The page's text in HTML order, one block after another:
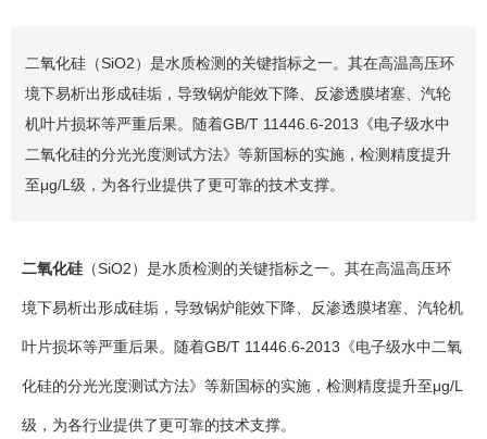
二氧化硅（SiO2）是水质检测的关键指标之一。其在高温高压环
境下易析出形成硅垢，导致锅炉能效下降、反渗透膜堵塞、汽轮
机叶片损坏等严重后果。随着GB/T 11446.6-2013《电子级水中
二氧化硅的分光光度测试方法》等新国标的实施，检测精度提升
至μg/L级，为各行业提供了更可靠的技术支撑。
二氧化硅 （SiO2）是水质检测的关键指标之一。其在高温高压环
境下易析出形成硅垢，导致锅炉能效下降、反渗透膜堵塞、汽轮机
叶片损坏等严重后果。随着GB/T 11446.6-2013《电子级水中二氧
化硅的分光光度测试方法》等新国标的实施，检测精度提升至μg/L
级，为各行业提供了更可靠的技术支撑。